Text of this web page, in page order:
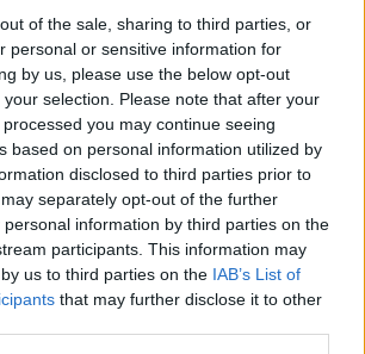
of the sale, sharing to third parties, or
personal or sensitive information for
by us, please use the below opt-out
selection. Please note that after your
you may continue seeing
based on personal information utilized by
disclosed to third parties prior to
separately opt-out of the further
information by third parties on the
participants. This information may
us to third parties on the IAB’s List of
that may further disclose it to other
Bang Theoryról szól a Comedy
egész napja
megnyugodhat, még nem
Berényi Miki a Barátok Köztből
Kata nyerte az első Exatlon